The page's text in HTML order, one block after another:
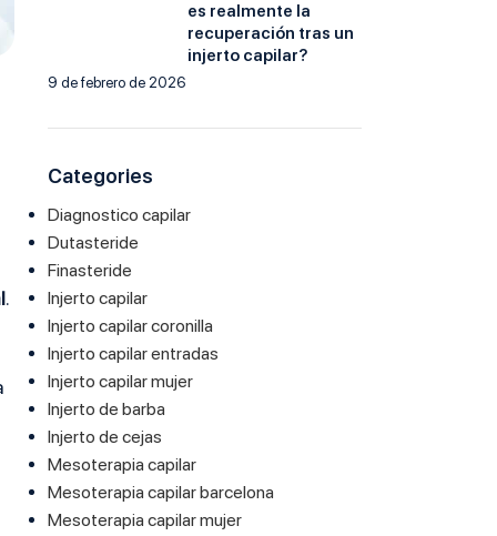
.
es realmente la
recuperación tras un
injerto capilar?
9 de febrero de 2026
Categories
Diagnostico capilar
Dutasteride
Finasteride
Injerto capilar
Injerto capilar coronilla
Injerto capilar entradas
Injerto capilar mujer
Injerto de barba
Injerto de cejas
Mesoterapia capilar
Mesoterapia capilar barcelona
Mesoterapia capilar mujer